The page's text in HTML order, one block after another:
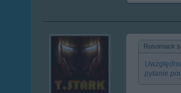
Rosomack
pytanie